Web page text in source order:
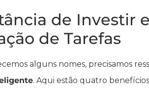
de Investir
de Tarefas
alguns nomes, precisamos
. Aqui estão quatro